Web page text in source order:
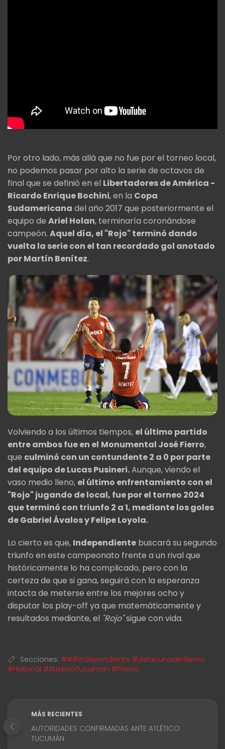
Por otro lado, más allá que no fue por el torneo local,
no podemos pasar por alto la serie de octavos de
final que se definió en el Libertadores de América -
Ricardo Enrique Bochini, en la Copa
Sudamericana del año 2017 que posteriormente el
equipo de Ariel Holan, terminaría coronándose
campeón. Aquel día, el "Rojo" terminó dando
vuelta la serie con el tan recordado gol anotado
por Martín Benítez.
Volviendo a los últimos tiempos, el último partido
entre ambos fue en el Monumental José Fierro,
que culminó con un contundente 2 a 0 por parte
del equipo de Lucas Pusineri.Aunque, viendo el
vaso medio lleno, el último enfrentamiento con el
"Rojo" jugando de local, fue por el torneo 2024
que terminó con triunfo 2 a 1, mediante los goles
de Gabriel Ávalos y Felipe Loyola.
Lo cierto es que, Independiente buscará su segundo
triunfo en este campeonato frente a un rival que
históricamente lo ha complicado, pero con la
certeza de que si gana, seguirá con la esperanza
intacta de meterse entre los mejores ocho y
disputar los play-off ya que matemáticamente y
resultados mediante, el "Rojo"sigue con vida.
Secciones: ###independiente #delacunaalinfierno
#Historial #AtleticoTucuman #Previa
MÁS RECIENTES
AUTORIDADES CONFIRMADAS ANTE ATLÉTICO
TUCUMÁN